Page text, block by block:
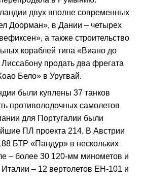
двух вполне современных
Доорман», в Дании – четырех
а также строительство
кораблей типа «Виано до
продать два фрегата
Бело» в Уругвай.
были куплены 37 танков
противолодочных самолетов
для Португалии были
ПЛ проекта 214. В Австрии
БТР «Пандур» в нескольких
– более 30 120-мм минометов и
– 12 вертолетов ЕН-101 и